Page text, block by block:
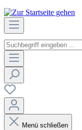
HINWEIS ZU
Menü schließen